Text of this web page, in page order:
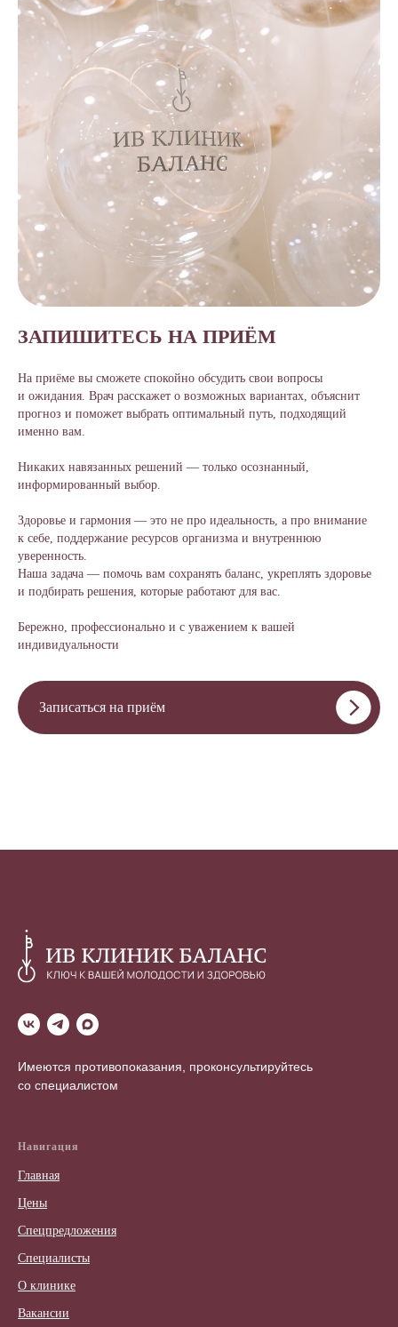
ЗАПИШИТЕСЬ НА ПРИЁМ
На приёме вы сможете спокойно обсудить свои вопросы
и ожидания. Врач расскажет о возможных вариантах, объяснит
прогноз и поможет выбрать оптимальный путь, подходящий
именно вам.
Никаких навязанных решений — только осознанный,
информированный выбор.
Здоровье и гармония — это не про идеальность, а про внимание
к себе, поддержание ресурсов организма и внутреннюю
уверенность.
Наша задача — помочь вам сохранять баланс, укреплять здоровье
и подбирать решения, которые работают для вас.
Бережно, профессионально и с уважением к вашей
индивидуальности
Записаться на приём
Имеются противопоказания, проконсультируйтесь
со специалистом
Навигация
Главная
Цены
Спецпредложения
Специалисты
О клинике
Вакансии